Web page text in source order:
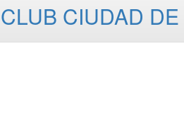
CLUB CIUDAD